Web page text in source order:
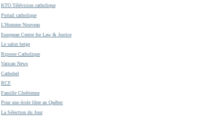
KTO Télévision catholique
Portail catholique
L'Homme Nouveau
European Centre for Law & Justice
Le salon beige
Riposte Catholique
Vatican News
Cathobel
RCF
Famille Chrétienne
Pour une école libre au Québec
La Sélection du Jour